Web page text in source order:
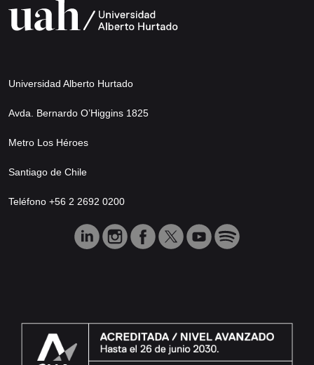
Universidad Alberto Hurtado
Avda. Bernardo O’Higgins 1825
Metro Los Héroes
Santiago de Chile
Teléfono +56 2 2692 0200